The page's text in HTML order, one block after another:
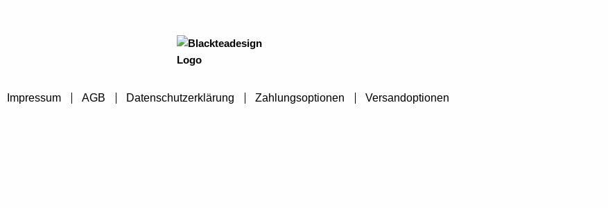
Impressum AGB Datenschutzerklärung Zahlungsoptionen Versandoptionen